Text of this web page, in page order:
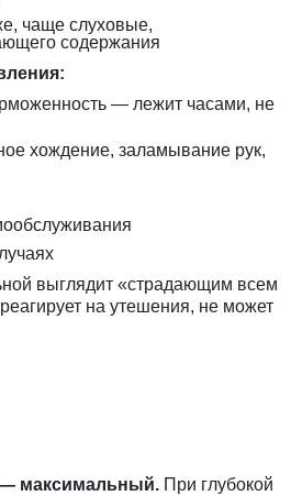
чаще слуховые,
содержания
— лежит часами, не
хождение, заламывание рук,
выглядит «страдающим всем
на утешения, не может
максимальный. При глубокой